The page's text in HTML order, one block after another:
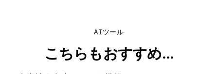
AIツール
こちらもおすすめ...